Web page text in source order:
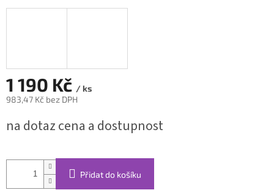
1 190 Kč / ks
983,47 Kč bez DPH
cena:
na dotaz cena a dostupnost
Přidat do košíku